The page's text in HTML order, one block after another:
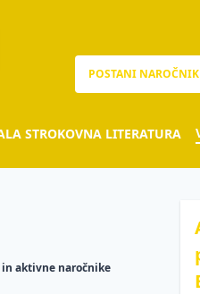
POSTANI NAROČNIK
STROKOVNA LITERATURA
aktivne naročnike